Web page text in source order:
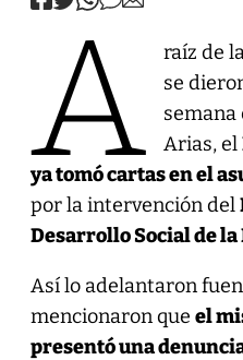
A
raíz de
se
semana
Arias, el
ya tomó cartas en el
por la intervención del
Desarrollo Social de la
Así lo adelantaron
mencionaron que el
presentó una